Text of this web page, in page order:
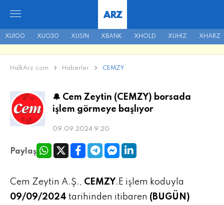
XU100 XU030 XUSIN XBANK XHOLD XUHIZ XHARZ
ARZ
HalkArz.com Haberler CEMZY
🔔 Cem Zeytin (CEMZY) borsada
işlem görmeye başlıyor
09.09.2024 9:20
Paylaş
Cem Zeytin A.Ş., CEMZY.E işlem koduyla
09/09/2024 tarihinden itibaren (BUGÜN)